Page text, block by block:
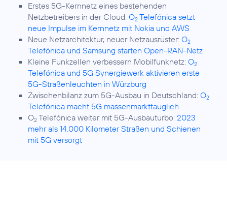
Erstes 5G-Kernnetz eines bestehenden
Netzbetreibers in der Cloud: O2 Telefónica setzt
neue Impulse im Kernnetz mit Nokia und AWS
Neue Netzarchitektur, neuer Netzausrüster: O2
Telefónica und Samsung starten Open-RAN-Netz
Kleine Funkzellen verbessern Mobilfunknetz: O2
Telefónica und 5G Synergiewerk aktivieren erste
5G-Straßenleuchten in Würzburg
Zwischenbilanz zum 5G-Ausbau in Deutschland: O2
Telefónica macht 5G massenmarkttauglich
O2 Telefónica weiter mit 5G-Ausbauturbo: 2023
mehr als 14.000 Kilometer Straßen und Schienen
mit 5G versorgt